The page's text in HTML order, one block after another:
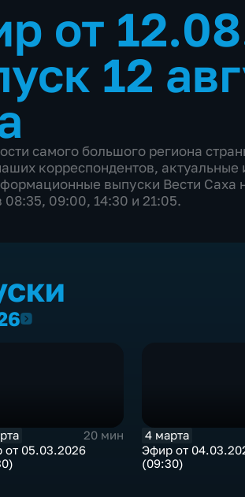
от
12
самого большого региона
корреспондентов,
выпуски Вести Саха
08:35, 09:00, 14:30 и 21:05.
2026
20 мин
от 05.03.2026
4 марта
Эфир от
(09:30)